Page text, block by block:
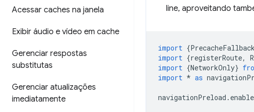
Acessar caches na janela
Exibir áudio e vídeo em cache
Gerenciar respostas
substitutas
Gerenciar atualizações
imediatamente
line, aproveitando
import {
import {registerRoute,
import {NetworkOnly}
import * as
navigationPreload . enable